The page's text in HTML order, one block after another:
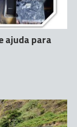
ajuda para